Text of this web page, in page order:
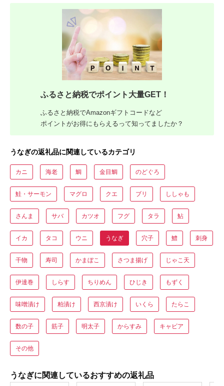
ふるさと納税でポイント大量GET！
ふるさと納税でAmazonギフトコードなど
ポイントがお得にもらえるって知ってましたか？
うなぎの返礼品に関連しているカテゴリ
カニ 海老 鯛 金目鯛 のどぐろ
鮭・サーモン マグロ クエ ブリ ししゃも
さんま サバ カツオ フグ タラ 鮎
イカ タコ ウニ うなぎ 穴子 鱧 刺身
干物 寿司 かまぼこ さつま揚げ じゃこ天
伊達巻 しらす ちりめん ひじき もずく
味噌漬け 粕漬け 西京漬け いくら たらこ
数の子 筋子 明太子 からすみ キャビア
その他
うなぎに関連しているおすすめの返礼品